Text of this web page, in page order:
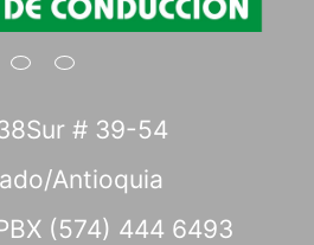
# 39-54
Antioquia
(574) 444 6493